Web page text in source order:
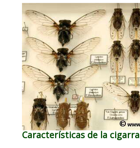
Características de la cigarra